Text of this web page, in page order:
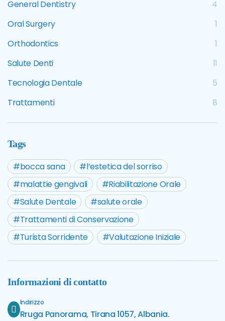
General Dentistry
4
Oral Surgery
1
Orthodontics
1
Salute Denti
11
Tecnologia Dentale
5
Trattamenti
8
Tags
bocca sana
l’estetica del sorriso
malattie gengivali
Riabilitazione Orale
Salute Dentale
salute orale
Trattamenti di Conservazione
Turista Sorridente
Valutazione Iniziale
Informazioni di contatto
Indirizzo
Rruga Panorama, Tirana 1057, Albania.